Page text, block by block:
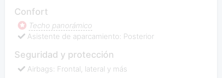
Confort
Techo panorámico
Asistente de aparcamiento: Posterior
Seguridad y protección
Airbags: Frontal, lateral y más